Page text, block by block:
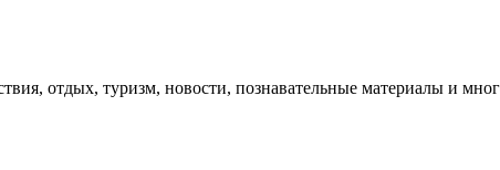
отдых, туризм, новости, познавательные материалы и